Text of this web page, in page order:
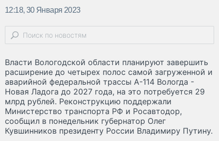
12:18, 30 Января 2023
Власти Вологодской области планируют завершить
расширение до четырех полос самой загруженной и
аварийной федеральной трассы А-114 Вологда -
Новая Ладога до 2027 года, на это потребуется 29
млрд рублей. Реконструкцию поддержали
Министерство транспорта РФ и Росавтодор,
сообщил в понедельник губернатор Олег
Кувшинников президенту России Владимиру Путину.